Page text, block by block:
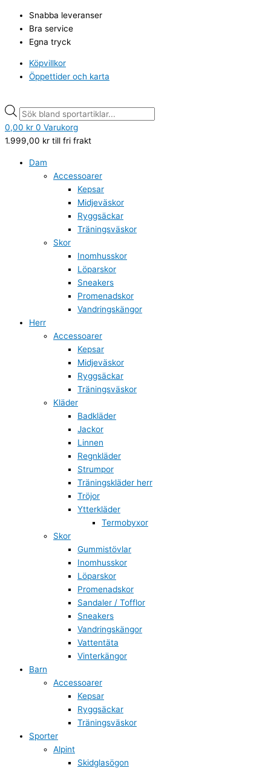
innehåll
Snabba leveranser
Bra service
Egna tryck
Köpvillkor
Öppettider och karta
search
0,00 kr 0 Varukorg
1.999,00 kr till fri frakt
Dam
Accessoarer
Kepsar
Midjeväskor
Ryggsäckar
Träningsväskor
Skor
Inomhusskor
Löparskor
Sneakers
Promenadskor
Vandringskängor
Herr
Accessoarer
Kepsar
Midjeväskor
Ryggsäckar
Träningsväskor
Kläder
Badkläder
Jackor
Linnen
Regnkläder
Strumpor
Träningskläder herr
Tröjor
Ytterkläder
Termobyxor
Skor
Gummistövlar
Inomhusskor
Löparskor
Promenadskor
Sandaler / Tofflor
Sneakers
Vandringskängor
Vattentäta
Vinterkängor
Barn
Accessoarer
Kepsar
Ryggsäckar
Träningsväskor
Sporter
Alpint
Skidglasögon
search